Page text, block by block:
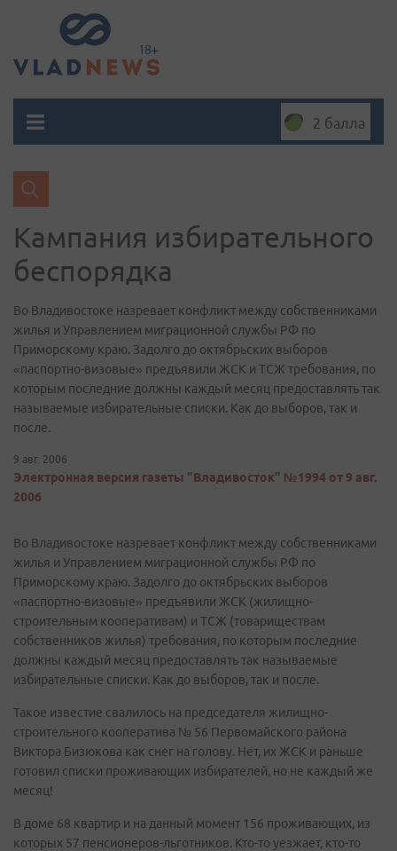
2 балла
Кампания избирательного
беспорядка
Во Владивостоке назревает конфликт между собственниками
жилья и Управлением миграционной службы РФ по
Приморскому краю. Задолго до октябрьских выборов
«паспортно-визовые» предъявили ЖСК и ТСЖ требования, по
которым последние должны каждый месяц предоставлять так
называемые избирательные списки. Как до выборов, так и
после.
9 авг. 2006
Электронная версия газеты "Владивосток" №1994 от 9 авг.
2006
Во Владивостоке назревает конфликт между собственниками
жилья и Управлением миграционной службы РФ по
Приморскому краю. Задолго до октябрьских выборов
«паспортно-визовые» предъявили ЖСК (жилищно-
строительным кооперативам) и ТСЖ (товариществам
собственников жилья) требования, по которым последние
должны каждый месяц предоставлять так называемые
избирательные списки. Как до выборов, так и после.
Такое известие свалилось на председателя жилищно-
строительного кооператива № 56 Первомайского района
Виктора Бизюкова как снег на голову. Нет, их ЖСК и раньше
готовил списки проживающих избирателей, но не каждый же
месяц!
В доме 68 квартир и на данный момент 156 проживающих, из
которых 57 пенсионеров-льготников. Кто-то уезжает, кто-то